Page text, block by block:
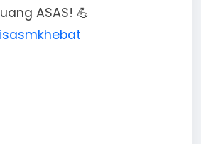
ASAS! 💪